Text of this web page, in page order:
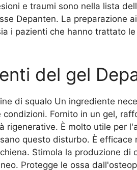
e traumi sono nella lista
Depanten. La preparazione
i pazienti che hanno trattato
del gel
di squalo Un ingrediente
Fornito in un gel,
rigenerative. È molto utile per
questo disturbo. È
Stimola la produzione di
Protegge le ossa